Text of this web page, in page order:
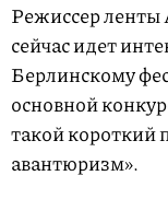
Режиссер ленты
сейчас идет
Берлинскому
основной
такой короткий
авантюризм».